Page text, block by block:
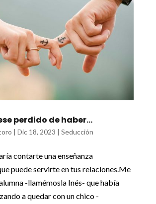
perdido de haber…
| Dic 18, 2023 | Seducción
contarte una enseñanza
puede servirte en tus relaciones.Me
-llamémosla Inés- que había
a quedar con un chico -